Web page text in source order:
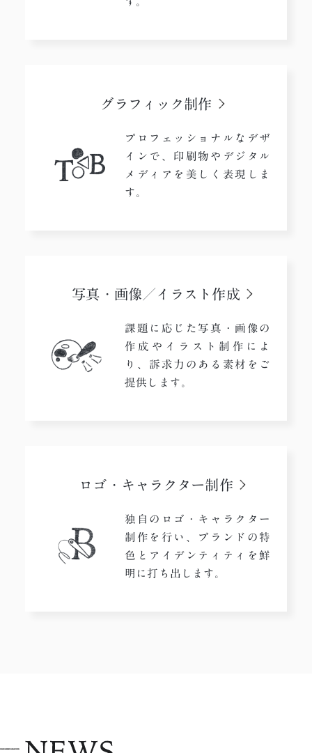
グラフィック制作​
プロフェッショナルなデザ
インで、印刷物やデジタル
メディアを美しく表現しま
す。
写真・画像／ イラスト作成
課題に応じた写真・画像の
作成やイラスト制作によ
り、訴求力のある素材をご
提供します。
ロゴ・ キャラクター制作
独自のロゴ・キャラクター
制作を行い、ブランドの特
色とアイデンティティを鮮
明に打ち出します。